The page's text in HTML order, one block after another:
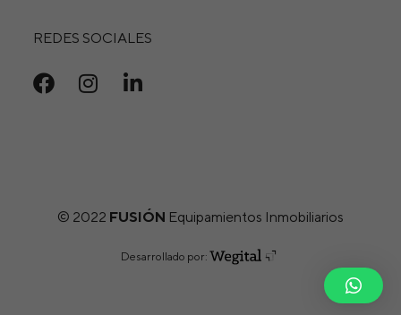
REDES SOCIALES
© 2022 FUSIÓN Equipamientos Inmobiliarios
Desarrollado por: